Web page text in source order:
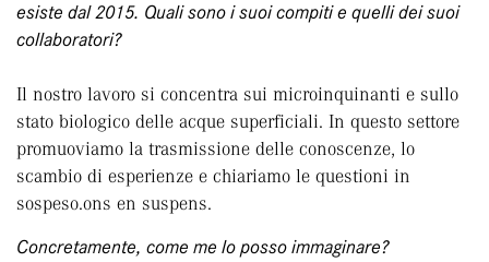
esiste dal 2015. Quali sono i suoi compiti e quelli dei suoi
collaboratori?
Il nostro lavoro si concentra sui microinquinanti e sullo
stato biologico delle acque superficiali. In questo settore
promuoviamo la trasmissione delle conoscenze, lo
scambio di esperienze e chiariamo le questioni in
sospeso.ons en suspens.
Concretamente, come me lo posso immaginare?